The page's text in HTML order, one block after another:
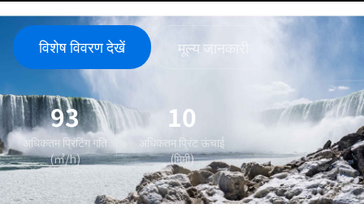
विशेष विवरण देखें मूल्य जानकारी
93
अधिकतम प्रिंटिंग गति
(㎡/h)
10
अधिकतम प्रिंट ऊंचाई
(मिमी)